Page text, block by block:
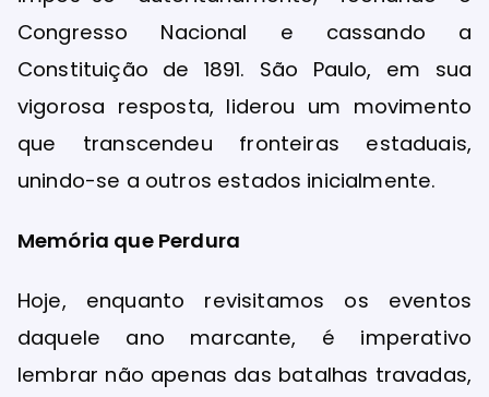
Congresso Nacional e cassando a
Constituição de 1891. São Paulo, em sua
vigorosa resposta, liderou um movimento
que transcendeu fronteiras estaduais,
unindo-se a outros estados inicialmente.
Memória que Perdura
Hoje, enquanto revisitamos os eventos
daquele ano marcante, é imperativo
lembrar não apenas das batalhas travadas,